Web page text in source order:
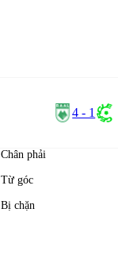
4 - 1
Chân phải
Từ góc
Bị chặn